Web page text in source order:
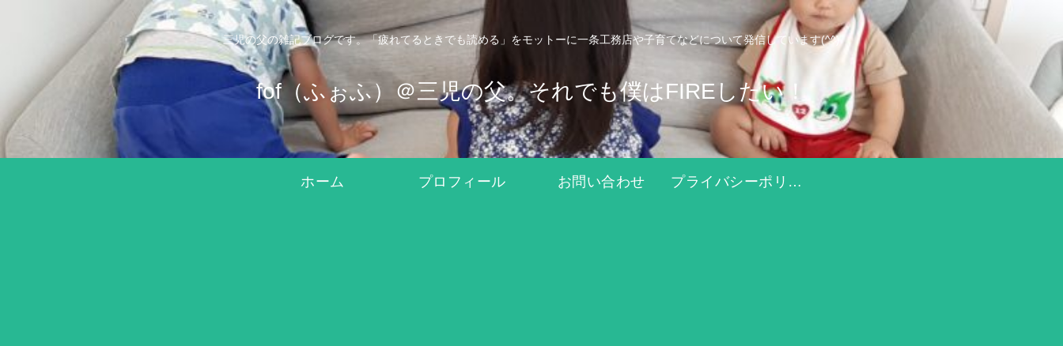
三児の父の雑記ブログです。「疲れてるときでも読める」をモットーに一条工務店や子育てなどについて発信しています(^^)
fof（ふぉふ）＠三児の父。それでも僕はFIREしたい！
ホーム プロフィール お問い合わせ プライバシーポリシー